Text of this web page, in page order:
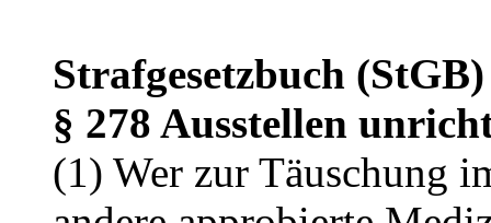
Strafgesetzbuch (StGB)
§ 278 Ausstellen
(1) Wer zur Täuschung